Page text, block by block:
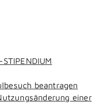
beantragen
einer